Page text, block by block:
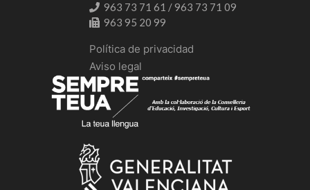
963 73 71 61 / 963 73 71 09
963 95 20 99
Política de privacidad
Aviso legal